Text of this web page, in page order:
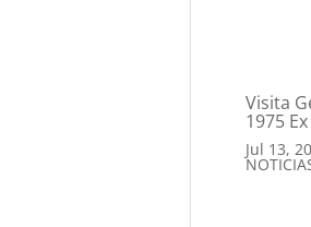
Visita
1975
Jul 13,